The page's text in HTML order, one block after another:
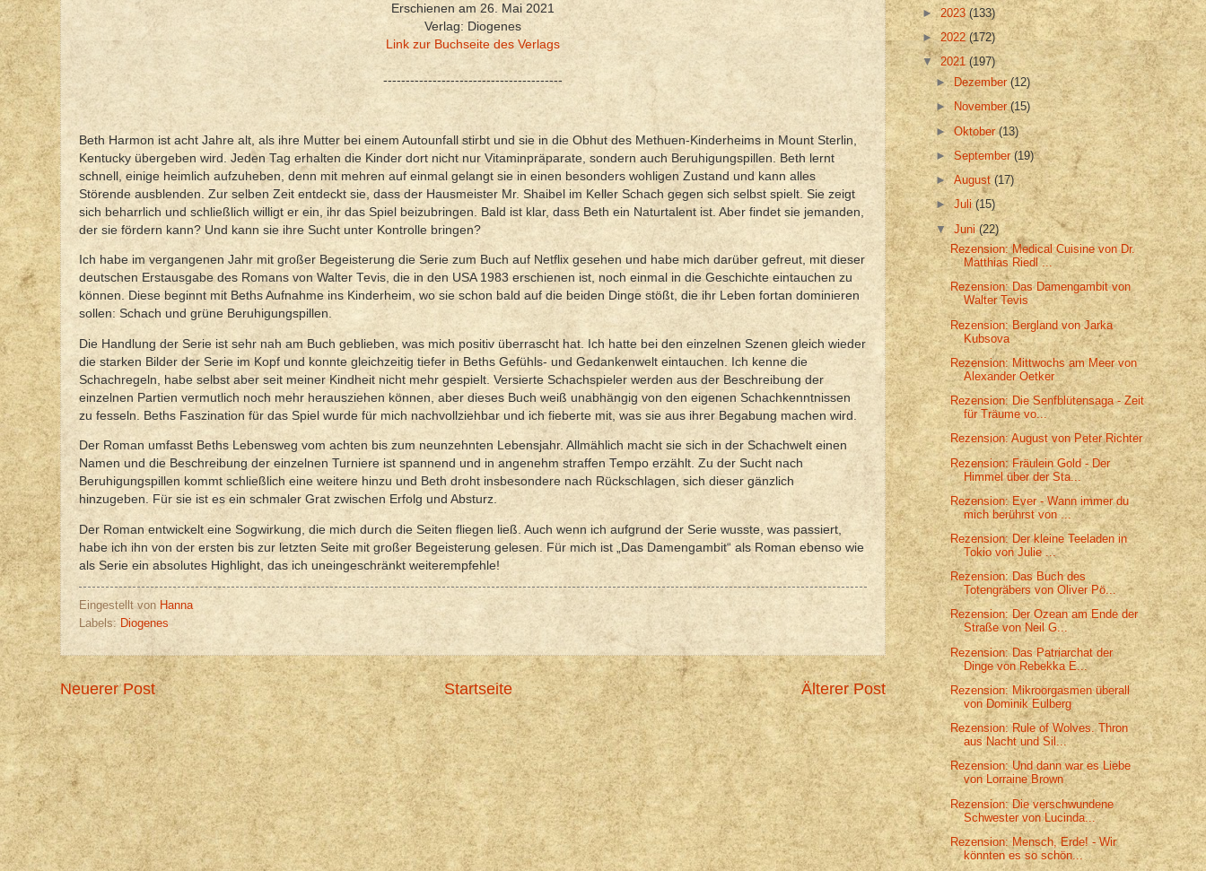
Erschienen am 26. Mai 2021
Verlag: Diogenes
Link zur Buchseite des Verlags
----------------------------------------
Beth Harmon ist acht Jahre alt, als ihre Mutter bei einem Autounfall stirbt und sie in die Obhut des Methuen-Kinderheims in Mount Sterlin,
Kentucky übergeben wird. Jeden Tag erhalten die Kinder dort nicht nur Vitaminpräparate, sondern auch Beruhigungspillen. Beth lernt
schnell, einige heimlich aufzuheben, denn mit mehren auf einmal gelangt sie in einen besonders wohligen Zustand und kann alles
Störende ausblenden. Zur selben Zeit entdeckt sie, dass der Hausmeister Mr. Shaibel im Keller Schach gegen sich selbst spielt. Sie zeigt
sich beharrlich und schließlich willigt er ein, ihr das Spiel beizubringen. Bald ist klar, dass Beth ein Naturtalent ist. Aber findet sie jemanden,
der sie fördern kann? Und kann sie ihre Sucht unter Kontrolle bringen?
Ich habe im vergangenen Jahr mit großer Begeisterung die Serie zum Buch auf Netflix gesehen und habe mich darüber gefreut, mit dieser
deutschen Erstausgabe des Romans von Walter Tevis, die in den USA 1983 erschienen ist, noch einmal in die Geschichte eintauchen zu
können. Diese beginnt mit Beths Aufnahme ins Kinderheim, wo sie schon bald auf die beiden Dinge stößt, die ihr Leben fortan dominieren
sollen: Schach und grüne Beruhigungspillen.
Die Handlung der Serie ist sehr nah am Buch geblieben, was mich positiv überrascht hat. Ich hatte bei den einzelnen Szenen gleich wieder
die starken Bilder der Serie im Kopf und konnte gleichzeitig tiefer in Beths Gefühls- und Gedankenwelt eintauchen. Ich kenne die
Schachregeln, habe selbst aber seit meiner Kindheit nicht mehr gespielt. Versierte Schachspieler werden aus der Beschreibung der
einzelnen Partien vermutlich noch mehr herausziehen können, aber dieses Buch weiß unabhängig von den eigenen Schachkenntnissen
zu fesseln. Beths Faszination für das Spiel wurde für mich nachvollziehbar und ich fieberte mit, was sie aus ihrer Begabung machen wird.
Der Roman umfasst Beths Lebensweg vom achten bis zum neunzehnten Lebensjahr. Allmählich macht sie sich in der Schachwelt einen
Namen und die Beschreibung der einzelnen Turniere ist spannend und in angenehm straffen Tempo erzählt. Zu der Sucht nach
Beruhigungspillen kommt schließlich eine weitere hinzu und Beth droht insbesondere nach Rückschlagen, sich dieser gänzlich
hinzugeben. Für sie ist es ein schmaler Grat zwischen Erfolg und Absturz.
Der Roman entwickelt eine Sogwirkung, die mich durch die Seiten fliegen ließ. Auch wenn ich aufgrund der Serie wusste, was passiert,
habe ich ihn von der ersten bis zur letzten Seite mit großer Begeisterung gelesen. Für mich ist „Das Damengambit“ als Roman ebenso wie
als Serie ein absolutes Highlight, das ich uneingeschränkt weiterempfehle!
Eingestellt von Hanna
Labels: Diogenes
Neuerer Post Älterer Post
Startseite
►2023(133)
►2022 (172)
▼2021 (197)
► Dezember(12)
► November(15)
►Oktober(13)
►September(19)
►August(17)
►Juli(15)
▼Juni(22)
Rezension: Medical Cuisine von Dr.
Matthias Riedl ...
Rezension: Das Damengambit von
Walter Tevis
Rezension: Bergland von Jarka
Kubsova
Rezension: Mittwochs am Meer von
Alexander Oetker
Rezension: Die Senfblütensaga - Zeit
für Träume vo...
Rezension: August von Peter Richter
Rezension: Fräulein Gold - Der
Himmel über der Sta...
Rezension: Ever - Wann immer du
mich berührst von ...
Rezension: Der kleine Teeladen in
Tokio von Julie ...
Rezension: Das Buch des
Totengräbers von Oliver Pö...
Rezension: Der Ozean am Ende der
Straße von Neil G...
Rezension: Das Patriarchat der
Dinge von Rebekka E...
Rezension: Mikroorgasmen überall
von Dominik Eulberg
Rezension: Rule of Wolves. Thron
aus Nacht und Sil...
Rezension: Und dann war es Liebe
von Lorraine Brown
Rezension: Die verschwundene
Schwester von Lucinda...
Rezension: Mensch, Erde! - Wir
könnten es so schön...